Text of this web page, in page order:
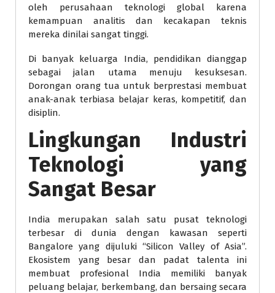
oleh perusahaan teknologi global karena
kemampuan analitis dan kecakapan teknis
mereka dinilai sangat tinggi.
Di banyak keluarga India, pendidikan dianggap
sebagai jalan utama menuju kesuksesan.
Dorongan orang tua untuk berprestasi membuat
anak-anak terbiasa belajar keras, kompetitif, dan
disiplin.
Lingkungan Industri
Teknologi yang
Sangat Besar
India merupakan salah satu pusat teknologi
terbesar di dunia dengan kawasan seperti
Bangalore yang dijuluki “Silicon Valley of Asia”.
Ekosistem yang besar dan padat talenta ini
membuat profesional India memiliki banyak
peluang belajar, berkembang, dan bersaing secara